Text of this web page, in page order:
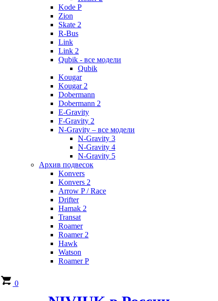
Kode P
Zion
Skate 2
R-Bus
Link
Link 2
Qubik - все модели
Qubik
Kougar
Kougar 2
Dobermann
Dobermann 2
E-Gravity
F-Gravity 2
N-Gravity – все модели
N-Gravity 3
N-Gravity 4
N-Gravity 5
Архив подвесок
Konvers
Konvers 2
Arrow P / Race
Drifter
Hamak 2
Transat
Roamer
Roamer 2
Hawk
Watson
Roamer P
0